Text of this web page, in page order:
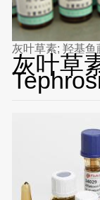
灰叶草素; 羟基
灰叶草